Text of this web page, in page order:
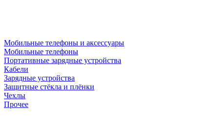
Мобильные телефоны и аксессуары
Мобильные телефоны
Портативные зарядные устройства
Кабели
Зарядные устройства
Защитные стёкла и плёнки
Чехлы
Прочее